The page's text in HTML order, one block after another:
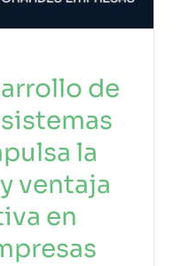
de
la
ventaja
en